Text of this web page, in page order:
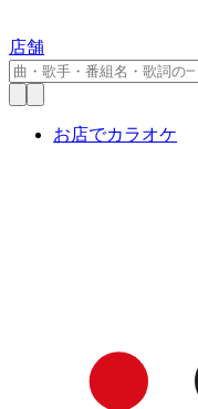
店舗
お店でカラオケ